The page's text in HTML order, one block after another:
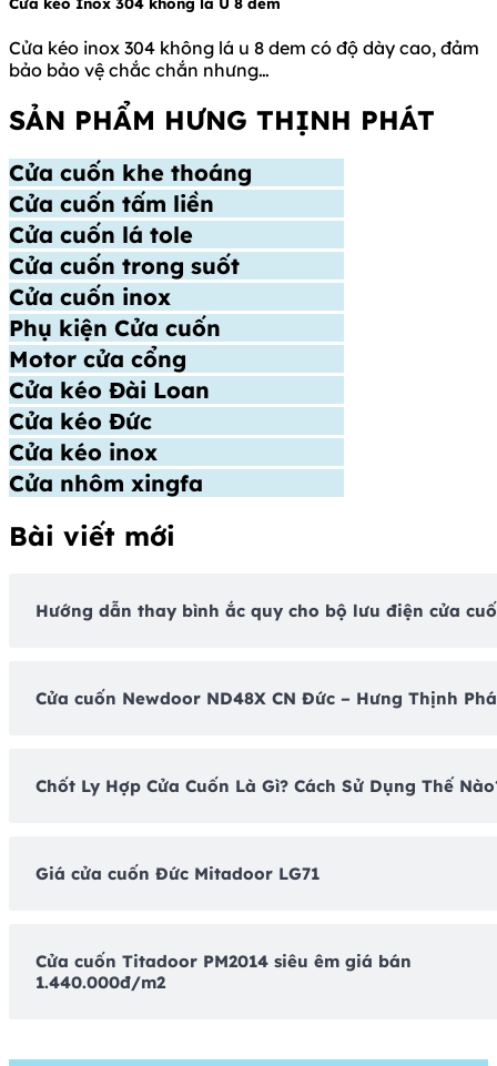
Cửa kéo inox 304 không lá u 8 dem có độ dày cao, đảm
bảo bảo vệ chắc chắn nhưng…
SẢN PHẨM HƯNG THỊNH PHÁT
Cửa cuốn khe thoáng
Cửa cuốn tấm liền
Cửa cuốn lá tole
Cửa cuốn trong suốt
Cửa cuốn inox
Phụ kiện Cửa cuốn
Motor cửa cổng
Cửa kéo Đài Loan
Cửa kéo Đức
Cửa kéo inox
Cửa nhôm xingfa
Bài viết mới
Hướng dẫn thay bình ắc quy cho bộ lưu điện cửa
Cửa cuốn Newdoor ND48X CN Đức – Hưng Thịnh
Chốt Ly Hợp Cửa Cuốn Là Gì? Cách Sử Dụng Thế
Giá cửa cuốn Đức Mitadoor LG71
Cửa cuốn Titadoor PM2014 siêu êm giá bán
1.440.000đ/m2